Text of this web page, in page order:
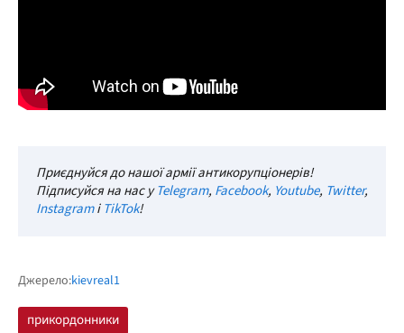
Приєднуйся до нашої армії антикорупціонерів!
Підписуйся на нас уTelegram, Facebook, Youtube, Twitter,
InstagramіTikTok!
Джерело:kievreal1
прикордонники